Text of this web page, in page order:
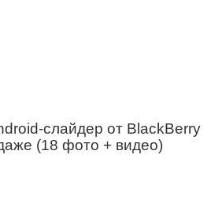
слайдер от BlackBerry
(18 фото + видео)